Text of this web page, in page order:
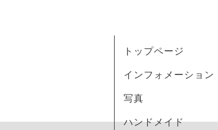
トップページ
インフォメーション
写真
ハンドメイド